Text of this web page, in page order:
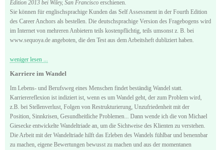
Edition 2013 bei Wiley, San Francisco erschienen.
Sie können für englischsprachige Kunden das Self Assessment in der Fourth Edition
des Career Anchors als bestellen. Die deutschsprachige Version des Fragebogens wird
im Internet von mehreren Anbietern teils kostenpflichtig, teils umsonst z. B. bei
www.sequoya.de angeboten, die den Test aus dem Arbeitsheft dubliziert haben.
weniger lesen ...
Karriere im Wandel
Im Lebens- und Berufsweg eines Menschen findet beständig Wandel statt.
Karrierereflexion ist indiziert ist, wenn es um Wandel geht, der zum Problem wird,
z.B. bei Stellenverlust, Folgen von Restrukturierung, Unzufriedenheit mit der
Position, Sinnkrisen, Gesundheitliche Problemen... Dann wende ich die von Michael
Giesecke entwickelte Wandeltriade an, um die Sichtweise des Klienten zu verstehen.
Die Arbeit mit der Wandeltriade hilft das Erleben des Wandels fühlbar und benennbar
zu machen, eigene Bewertungen bewusst zu machen und aus der momentanen